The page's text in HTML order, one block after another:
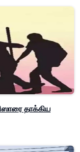
தாக்கிய